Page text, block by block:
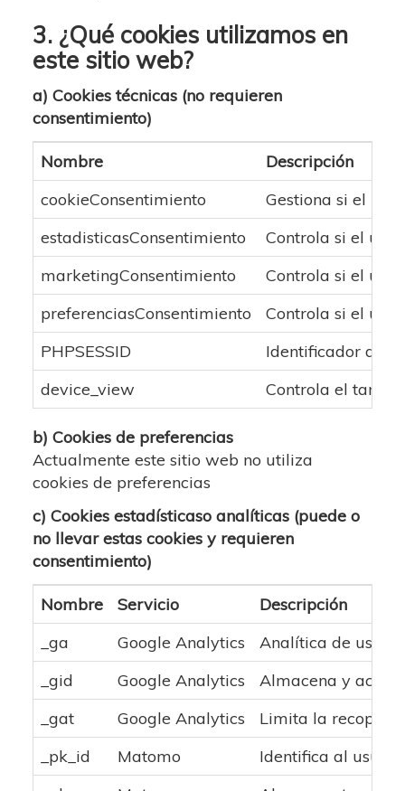
3. ¿Qué cookies utilizamos en
este sitio web?
a) Cookies técnicas (no requieren
consentimiento)
Nombre
Descripción
cookieConsentimiento
Gestiona si el
estadisticasConsentimiento
Controla si el
marketingConsentimiento
Controla si el
preferenciasConsentimiento
Controla si el
PHPSESSID
Identificador de la
device_view
Controla el
b) Cookies de preferencias
Actualmente este sitio web no utiliza
cookies de preferencias
c) Cookies estadísticaso analíticas (puede o
no llevar estas cookies y requieren
consentimiento)
Nombre Servicio
Descripción
_ga
Google Analytics
Analítica de uso:
_gid
Google Analytics
Almacena y
_gat
Google Analytics
Limita la
_pk_id
Matomo
Identifica al